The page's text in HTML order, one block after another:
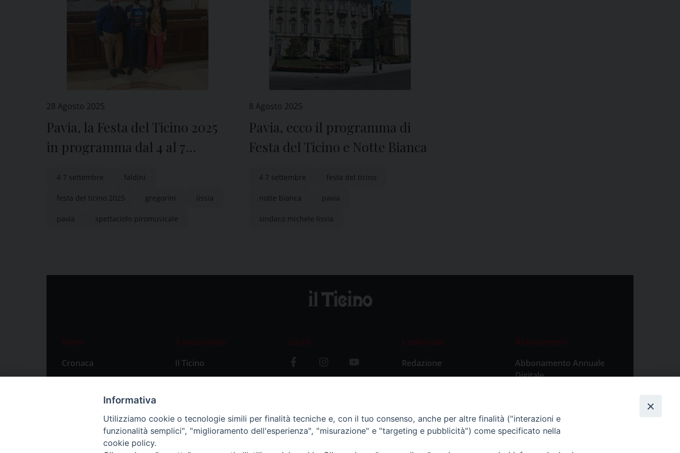
28 Agosto 2025
Pavia, la Festa del Ticino 2025
in programma dal 4 al 7
4 7 settembre faldini
festa del ticino 2025 gregorini lissia
pavia spettaciolo piromusicale
8 Agosto 2025
Pavia, ecco il programma di
Festa del Ticino e Notte Bianca
4 7 settembre festa del ticino
notte bianca pavia
sindaco michele lissia
News
Cronaca
Attualità
Primo Piano
Il settimanale
Il Ticino
Abbonamenti
Social
L’editoriale
Redazione
Storia
Abbonamenti
Abbonamento Annuale
Digitale
Abbonamento Singola
Copia Digitale
Informativa
Utilizziamo cookie o tecnologie simili per finalità tecniche e, con il tuo consenso, anche per altre finalità ("interazioni e
funzionalità semplici", "miglioramento dell'esperienza", "misurazione" e "targeting e pubblicità") come specificato nella
cookie policy.